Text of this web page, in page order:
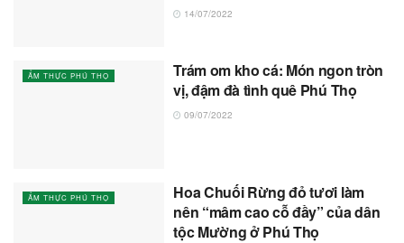
14/07/2022
ẨM THỰC PHÚ THỌ
Trám om kho cá: Món ngon tròn
vị, đậm đà tình quê Phú Thọ
09/07/2022
ẨM THỰC PHÚ THỌ
Hoa Chuối Rừng đỏ tươi làm
nên “mâm cao cỗ đầy” của dân
tộc Mường ở Phú Thọ